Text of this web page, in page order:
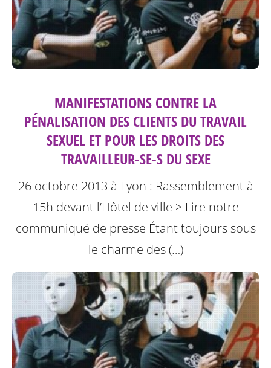
MANIFESTATIONS CONTRE LA
PÉNALISATION DES CLIENTS DU TRAVAIL
SEXUEL ET POUR LES DROITS DES
TRAVAILLEUR-SE-S DU SEXE
26 octobre 2013 à Lyon : Rassemblement à
15h devant l’Hôtel de ville > Lire notre
communiqué de presse Étant toujours sous
le charme des (…)